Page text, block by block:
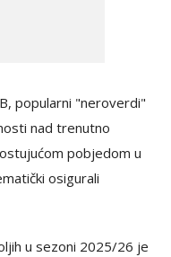
popularni "neroverdi"
nad trenutno
pobjedom u
osigurali
u sezoni 2025/26 je